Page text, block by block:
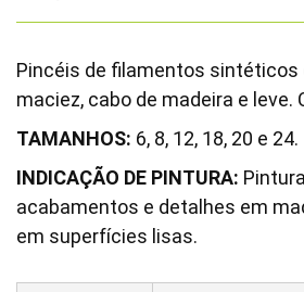
Pincéis de filamentos sintéticos
maciez, cabo de madeira e leve.
TAMANHOS: 6, 8, 12, 18, 20 e 24.
INDICAÇÃO DE PINTURA:
acabamentos e detalhes em
em superfícies lisas.